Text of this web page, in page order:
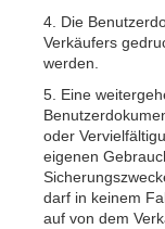
4. Die
Verkäufers
werden.
5. Eine
oder
eigenen
darf in keinem
auf von dem